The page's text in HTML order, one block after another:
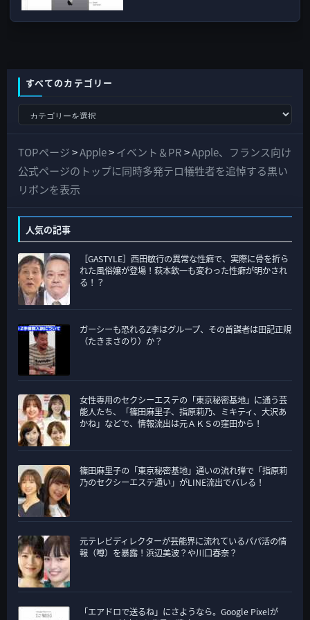
すべてのカテゴリー
て
の
カ
リ
ー
TOPページ>Apple>イベント＆PR>Apple、フランス向け
公式ページのトップに同時多発テロ犠牲者を追悼する黒い
リボンを表示
人気の記事
［GASTYLE］西田敏行の異常な性癖で、実際に骨を折ら
れた風俗嬢が登場！萩本欽一も変わった性癖が明かされ
る！？
ガーシーも恐れるZ李はグループ、その首謀者は田記正規
（たきまさのり）か？
女性専用のセクシーエステの「東京秘密基地」に通う芸
能人たち、「篠田麻里子、指原莉乃、ミキティ、大沢あ
かね」などで、情報流出は元ＡＫＳの窪田から！
篠田麻里子の「東京秘密基地」通いの流れ弾で「指原莉
乃のセクシーエステ通い」がLINE流出でバレる！
元テレビディレクターが芸能界に流れているパパ活の情
報（噂）を暴露！浜辺美波？や川口春奈？
「エアドロで送るね」にさようなら。Google Pixelが